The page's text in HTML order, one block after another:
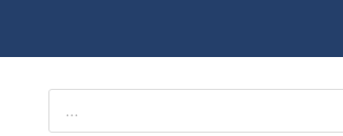
в Україні
PRODUCTS
SEARCH